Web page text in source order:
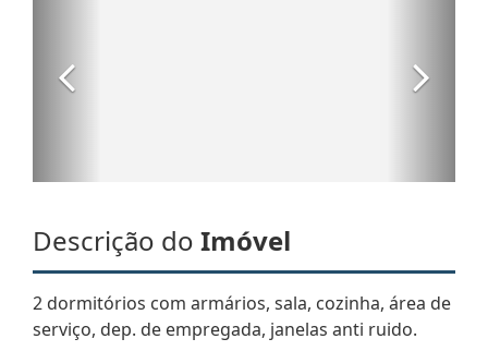
Descrição do Imóvel
2 dormitórios com armários, sala, cozinha, área de
serviço, dep. de empregada, janelas anti ruido.